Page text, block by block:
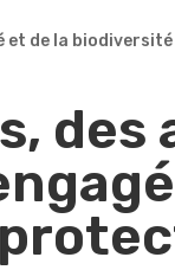
de la